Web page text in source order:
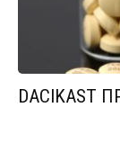
DACIKAST